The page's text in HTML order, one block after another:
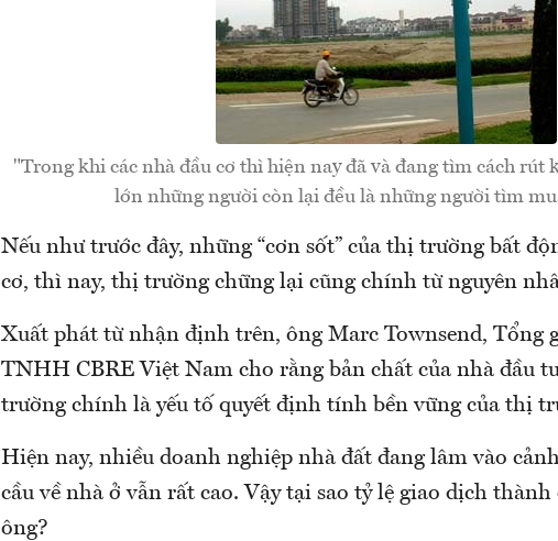
"Trong khi các nhà đầu cơ thì hiện nay đã và đang tìm cách
lớn những người còn lại đều là những người tìm
Nếu như trước đây, những “cơn sốt” của thị trường bất
cơ, thì nay, thị trường chững lại cũng chính từ nguyên
Xuất phát từ nhận định trên, ông Marc Townsend, Tổng
TNHH CBRE Việt Nam cho rằng bản chất của nhà đầu
trường chính là yếu tố quyết định tính bền vững của thị
Hiện nay, nhiều doanh nghiệp nhà đất đang lâm vào
cầu về nhà ở vẫn rất cao. Vậy tại sao tỷ lệ giao dịch
ông?